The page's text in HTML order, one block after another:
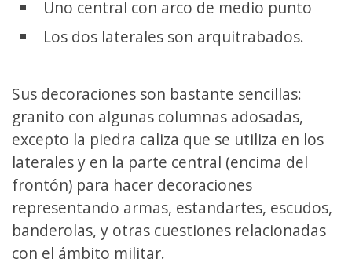
Uno central con arco de medio punto
Los dos laterales son arquitrabados.
Sus decoraciones son bastante sencillas:
granito con algunas columnas adosadas,
excepto la piedra caliza que se utiliza en los
laterales y en la parte central (encima del
frontón) para hacer decoraciones
representando armas, estandartes, escudos,
banderolas, y otras cuestiones relacionadas
con el ámbito militar.